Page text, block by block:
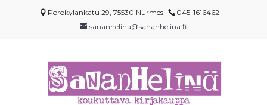
Porokylänkatu 29, 75530 Nurmes
045-1616462
sananhelina@sananhelina.fi